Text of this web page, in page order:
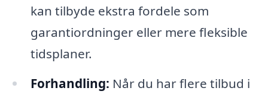
kan tilbyde ekstra fordele som
garantiordninger eller mere fleksible
tidsplaner.
Forhandling: Når du har flere tilbud i